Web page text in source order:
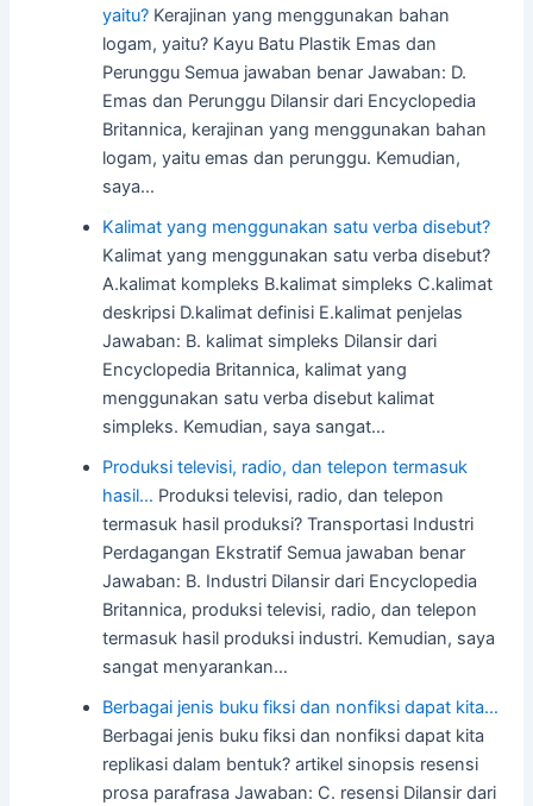
yaitu? Kerajinan yang menggunakan bahan
logam, yaitu? Kayu Batu Plastik Emas dan
Perunggu Semua jawaban benar Jawaban: D.
Emas dan Perunggu Dilansir dari Encyclopedia
Britannica, kerajinan yang menggunakan bahan
logam, yaitu emas dan perunggu. Kemudian,
saya…
Kalimat yang menggunakan satu verba disebut?
Kalimat yang menggunakan satu verba disebut?
A.kalimat kompleks B.kalimat simpleks C.kalimat
deskripsi D.kalimat definisi E.kalimat penjelas
Jawaban: B. kalimat simpleks Dilansir dari
Encyclopedia Britannica, kalimat yang
menggunakan satu verba disebut kalimat
simpleks. Kemudian, saya sangat…
Produksi televisi, radio, dan telepon termasuk
hasil… Produksi televisi, radio, dan telepon
termasuk hasil produksi? Transportasi Industri
Perdagangan Ekstratif Semua jawaban benar
Jawaban: B. Industri Dilansir dari Encyclopedia
Britannica, produksi televisi, radio, dan telepon
termasuk hasil produksi industri. Kemudian, saya
sangat menyarankan…
Berbagai jenis buku fiksi dan nonfiksi dapat kita…
Berbagai jenis buku fiksi dan nonfiksi dapat kita
replikasi dalam bentuk? artikel sinopsis resensi
prosa parafrasa Jawaban: C. resensi Dilansir dari